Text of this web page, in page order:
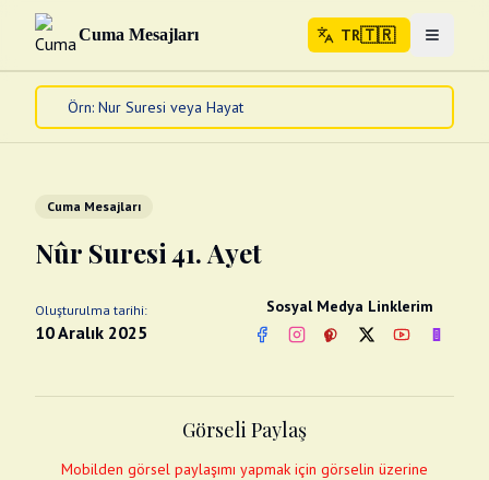
Cuma Mesajları TR🇹🇷 Menuyu
Ana Sayfa
Diğer
Abdest Videoları
Fotograflar
Cuma Mesajları
Nûr Suresi 41. Ayet
Oluşturulma tarihi:
10 Aralık 2025
Sosyal Medya Linklerim
FacebookInstagram
PinterestTwitterYouTube
Görseli Paylaş
Mobilden görsel paylaşımı yapmak için görselin üzerine